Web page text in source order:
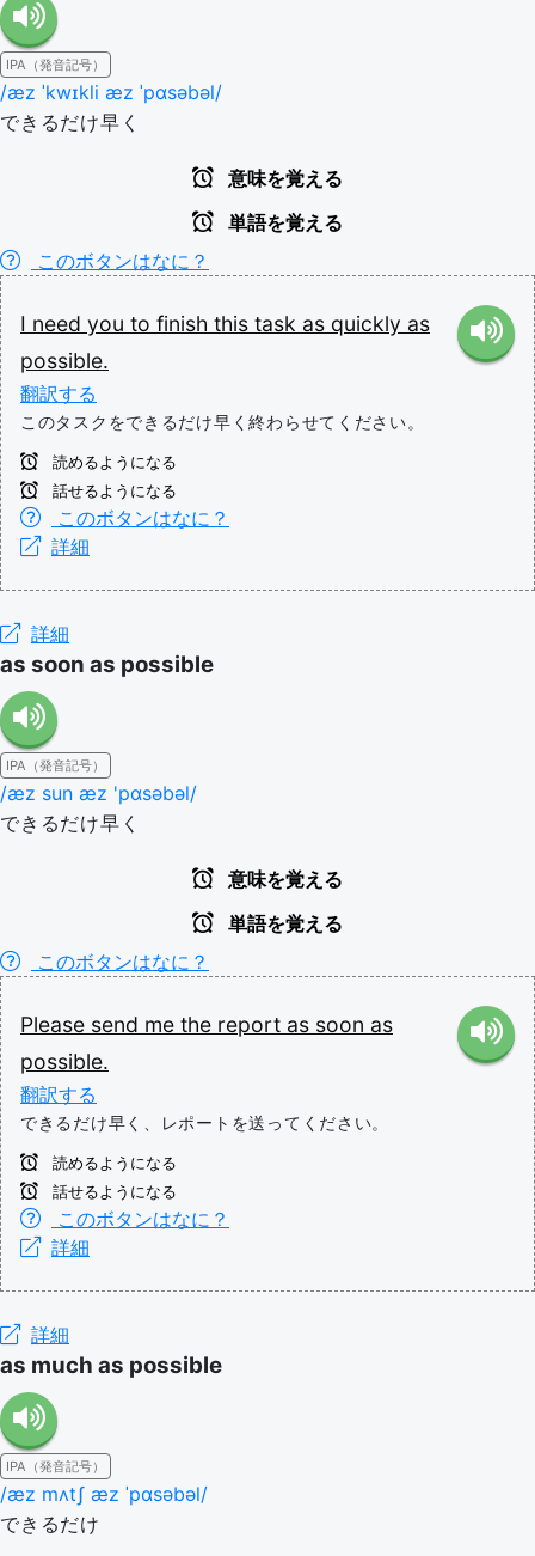
IPA（発音記号）
/æz ˈkwɪkli æz ˈpɑsəbəl/
できるだけ早く
意味を覚える
単語を覚える
このボタンはなに？
I need you to finish this task as quickly as
possible.
翻訳する
このタスクをできるだけ早く終わらせてください。
読めるようになる
話せるようになる
このボタンはなに？
詳細
詳細
as soon as possible
IPA（発音記号）
/æz sun æz 'pɑsəbəl/
できるだけ早く
意味を覚える
単語を覚える
このボタンはなに？
Please send me the report as soon as
possible.
翻訳する
できるだけ早く、レポートを送ってください。
読めるようになる
話せるようになる
このボタンはなに？
詳細
詳細
as much as possible
IPA（発音記号）
/æz mʌtʃ æz ˈpɑsəbəl/
できるだけ